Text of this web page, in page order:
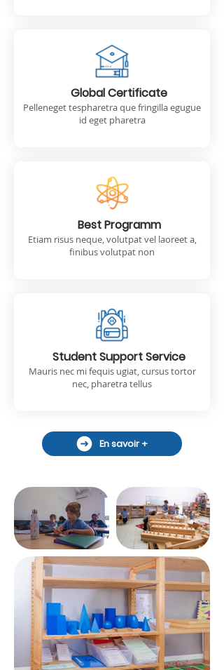
Global Certificate
Pelleneget tespharetra que fringilla egugue
id eget pharetra
Best Programm
Etiam risus neque, volutpat vel laoreet a,
finibus volutpat non
Student Support Service
Mauris nec mi fequis ugiat, cursus tortor
nec, pharetra tellus
En savoir +